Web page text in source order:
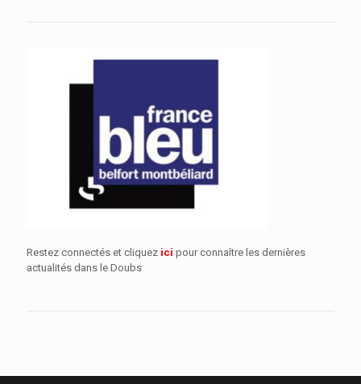
Restez connectés et cliquez ici pour connaître les dernières
actualités dans le Doubs